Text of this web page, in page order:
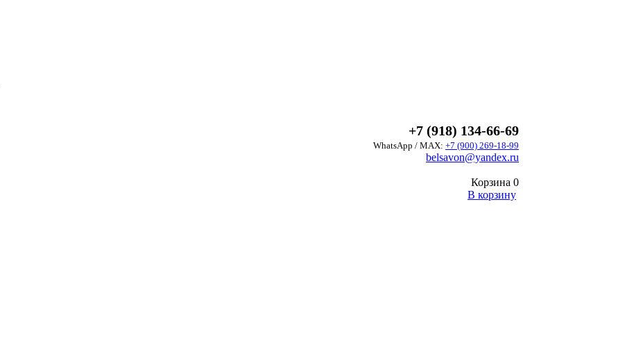
+7 (918) 134-66-69
WhatsApp / MAX: +7 (900) 269-18-99
belsavon@yandex.ru
Корзина 0
В корзину